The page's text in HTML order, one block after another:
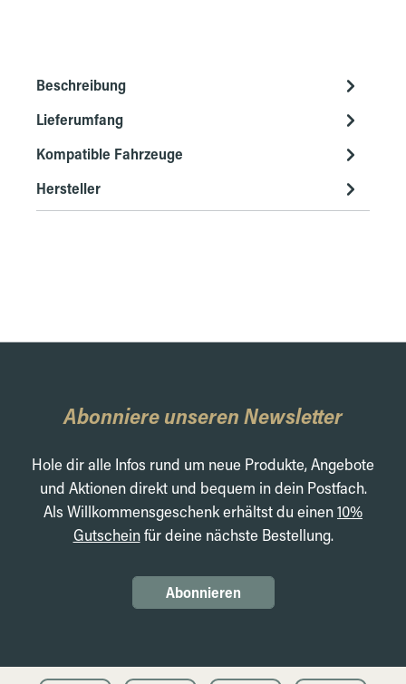
Beschreibung
Lieferumfang
Kompatible Fahrzeuge
Hersteller
Abonniere unseren Newsletter
Hole dir alle Infos rund um neue Produkte, Angebote
und Aktionen direkt und bequem in dein Postfach.
Als Willkommensgeschenk erhältst du einen10%
Gutscheinfür deine nächste Bestellung.
Abonnieren